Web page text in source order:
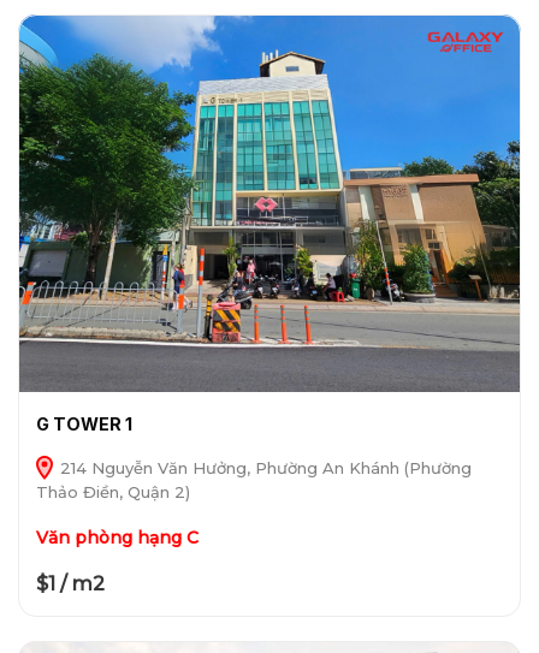
G TOWER 1
214 Nguyễn Văn Hưởng, Phường An Khánh (Phường
Thảo Điền, Quận 2)
Văn phòng hạng C
$1 / m2